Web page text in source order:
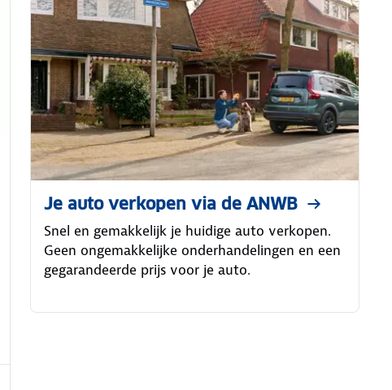
Je auto verkopen via de ANWB
Snel en gemakkelijk je huidige auto verkopen.
Geen ongemakkelijke onderhandelingen en een
gegarandeerde prijs voor je auto.